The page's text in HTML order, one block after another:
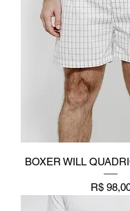
BOXER WILL
Preço
R$